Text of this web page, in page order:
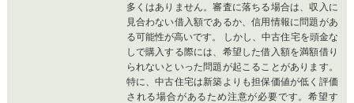
多くはありません。審査に落ちる場合は、収入に
見合わない借入額であるか、信用情報に問題があ
る可能性が高いです。 しかし、中古住宅を頭金な
しで購入する際には、希望した借入額を満額借り
られないといった問題が起こることがあります。
特に、中古住宅は新築よりも担保価値が低く評価
される場合があるため注意が必要です。希望す